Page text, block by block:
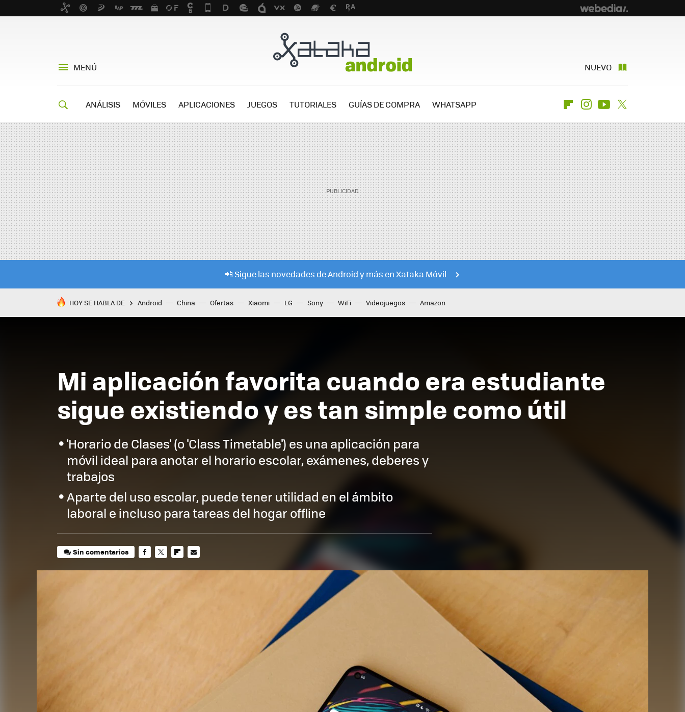
MENÚ NUEVO
ANÁLISIS MÓVILES APLICACIONES JUEGOS TUTORIALES GUÍAS DE COMPRA WHATSAPP FlipboardInstagramYoutube
📲 Sigue las novedades de Android y más en Xataka Móvil
HOY SE HABLA DE Android China Ofertas Xiaomi LG Sony WiFi Videojuegos Amazon
Mi aplicación favorita cuando era estudiante
sigue existiendo y es tan simple como útil
'Horario de Clases' (o 'Class Timetable') es una aplicación para
móvil ideal para anotar el horario escolar, exámenes, deberes y
trabajos
Aparte del uso escolar, puede tener utilidad en el ámbito
laboral e incluso para tareas del hogar offline
Sin comentarios